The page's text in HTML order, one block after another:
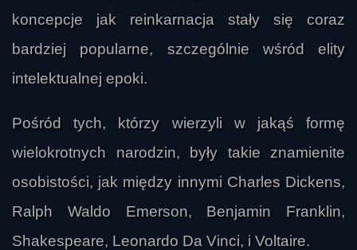
koncepcje jak reinkarnacja stały się coraz
bardziej popularne, szczególnie wśród elity
intelektualnej epoki.
Pośród tych, którzy wierzyli w jakąś formę
wielokrotnych narodzin, były takie znamienite
osobistości, jak między innymi Charles Dickens,
Ralph Waldo Emerson, Benjamin Franklin,
Shakespeare, Leonardo Da Vinci, i Voltaire.